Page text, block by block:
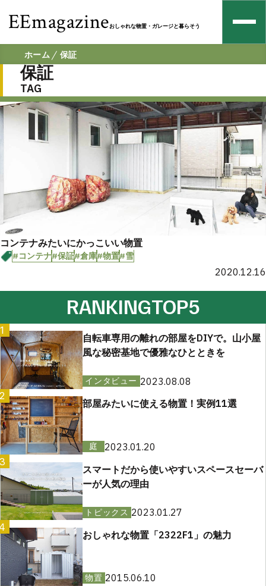
EEmagazineおしゃれな物置・ガレージと暮らそう
ホーム 保証
保証
TAG
コンテナみたいにかっこいい物置
#コンテナ#保証#倉庫#物置#雪
2020.12.16
RANKINGTOP5
1
自転車専用の離れの部屋をDIYで。山小屋
風な秘密基地で優雅なひとときを
インタビュー 2023.08.08
2
部屋みたいに使える物置！実例11選
庭
2023.01.20
スマートだから使いやすいスペースセーバ
ーが人気の理由
トピックス 2023.01.27
おしゃれな物置「2322F1」の魅力
物置 2015.06.10